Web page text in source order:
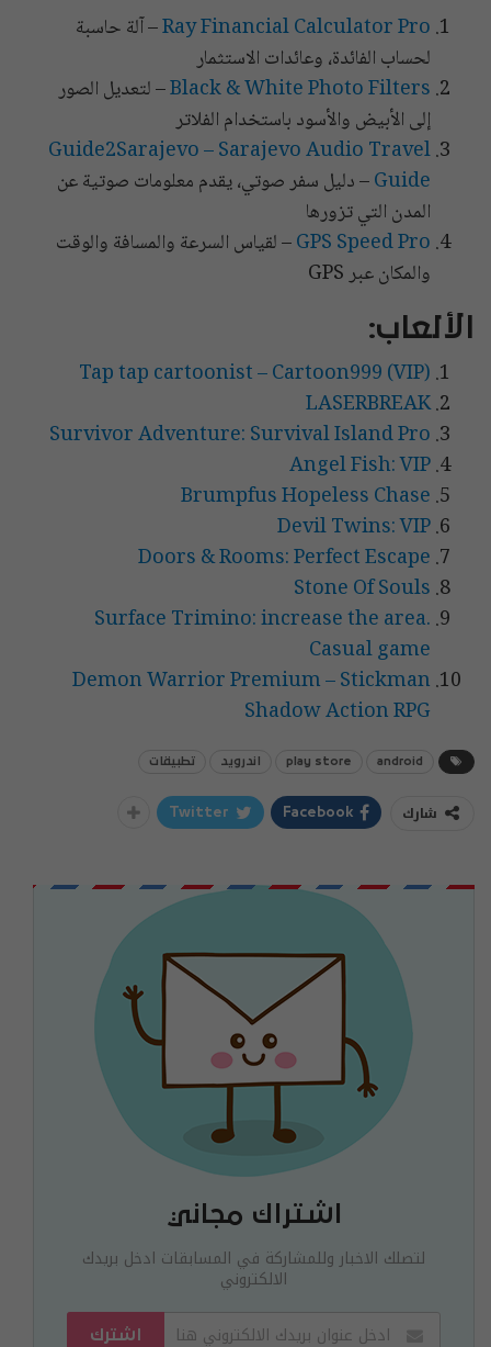
Ray Financial Calculator Pro– آلة حاسبة
لحساب الفائدة، وعائدات الاستثمار
Black & White Photo Filters– لتعديل الصور
إلى الأبيض والأسود باستخدام الفلاتر
Guide2Sarajevo – Sarajevo Audio Travel
Guide– دليل سفر صوتي، يقدم معلومات صوتية عن
المدن التي تزورها
GPS Speed Pro– لقياس السرعة والمسافة والوقت
والمكان عبر GPS
الألعاب:
Tap tap cartoonist – Cartoon999 (VIP)
LASERBREAK
Survivor Adventure: Survival Island Pro
Angel Fish: VIP
Brumpfus Hopeless Chase
Devil Twins: VIP
Doors & Rooms: Perfect Escape
Stone Of Souls
Surface Trimino: increase the area.
Casual game
Demon Warrior Premium – Stickman
Shadow Action RPG
android
play store اندرويد تطبيقات
شارك Facebook
Twitter
اشتراك مجاني
لتصلك الاخبار وللمشاركة في المسابقات ادخل بريدك
الالكتروني
اشترك